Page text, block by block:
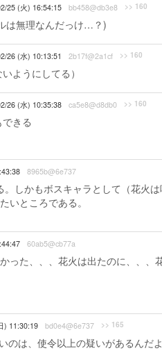
25 (火) 16:54:15 bb458@db3e8 >> 160
は無理なんだっけ…？)
26 (水) 10:13:51 2b17f@2a1cf >> 160
ようにしてる）
26 (水) 10:35:38 ca5e8@d8db0 >> 160
きる
8965b@6e737
。しかもボスキャラとして（花火
いところである。
60ab5@cb77a
った、、、花火は出たのに、、
) 11:30:19 bd0e4@6e737 >> 165
のは、使令以上の疑いがあるんだよ